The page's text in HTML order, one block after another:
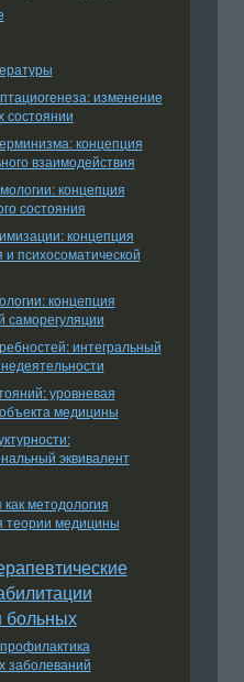
изменение
состоянии
концепция
взаимодействия
концепция
состояния
концепция
и психосоматической
концепция
саморегуляции
интегральный
уровневая
медицины
эквивалент
методология
теории медицины
больных
заболеваний